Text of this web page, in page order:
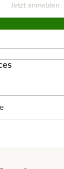
Jetzt anmelden